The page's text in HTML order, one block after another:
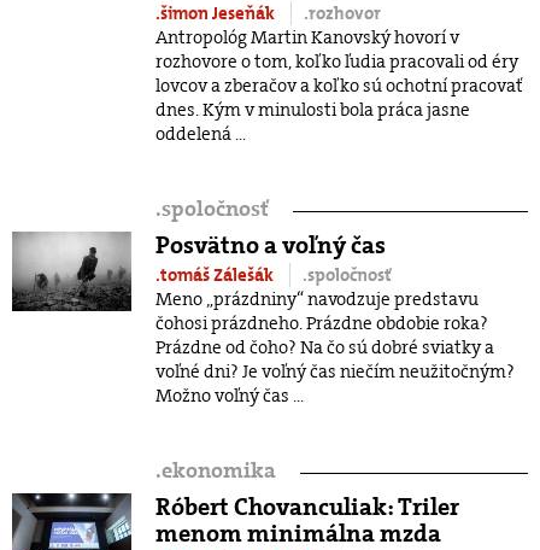
.šimon Jeseňák
.rozhovor
Antropológ Martin Kanovský hovorí v
rozhovore o tom, koľko ľudia pracovali od éry
lovcov a zberačov a koľko sú ochotní pracovať
dnes. Kým v minulosti bola práca jasne
oddelená ...
.spoločnosť
Posvätno a voľný čas
.tomáš Zálešák
.spoločnosť
Meno „prázdniny“ navodzuje predstavu
čohosi prázdneho. Prázdne obdobie roka?
Prázdne od čoho? Na čo sú dobré sviatky a
voľné dni? Je voľný čas niečím neužitočným?
Možno voľný čas ...
.ekonomika
Róbert Chovanculiak: Triler
menom minimálna mzda